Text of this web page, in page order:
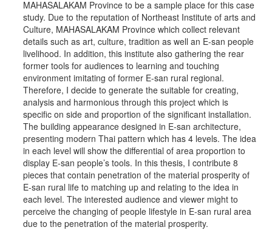
MAHASALAKAM Province to be a sample place for this case
study. Due to the reputation of Northeast Institute of arts and
Culture, MAHASALAKAM Province which collect relevant
details such as art, culture, tradition as well an E-san people
livelihood. In addition, this institute also gathering the rear
former tools for audiences to learning and touching
environment imitating of former E-san rural regional.
Therefore, I decide to generate the suitable for creating,
analysis and harmonious through this project which is
specific on side and proportion of the significant installation.
The building appearance designed in E-san architecture,
presenting modern Thai pattern which has 4 levels. The idea
in each level will show the differential of area proportion to
display E-san people’s tools. In this thesis, I contribute 8
pieces that contain penetration of the material prosperity of
E-san rural life to matching up and relating to the idea in
each level. The interested audience and viewer might to
perceive the changing of people lifestyle in E-san rural area
due to the penetration of the material prosperity.